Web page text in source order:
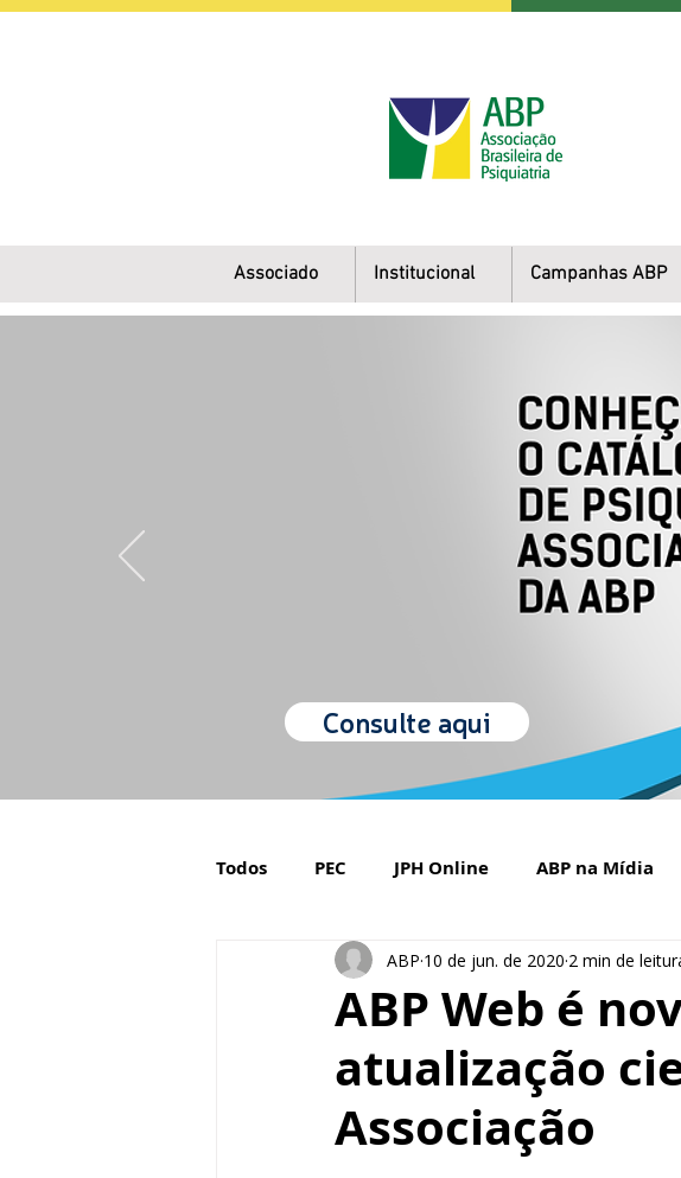
Associado Institucional Campanhas ABP
Consulte aqui
Todos PEC JPH Online ABP na Mídia
Orgulho de ser Psiquiatra Setembro
ABP Web é
atualização
Associação
ABP 10 de jun. de 2020 2 min de